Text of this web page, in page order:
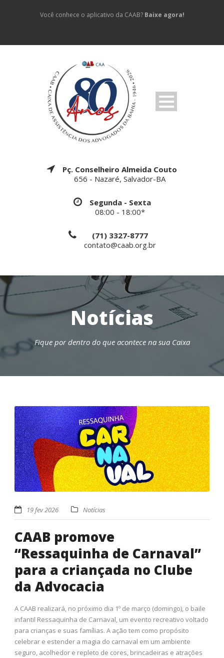
Você conhece o aplicativo da CAAB? Baixe agora!
Pç. Conselheiro Almeida Couto
656 - Nazaré, Salvador-BA
Segunda - Sexta
08:00 - 18:00*
(71) 3327-8777
contato@caab.org.br
Notícias
Fique por dentro do que acontece na sua Caixa
19 fev 2026 Notícias
CAAB promove
“Ressaquinha de Carnaval”
para a criançada no Clube
da Advocacia
A CAAB realizará, no próximo dia 1º de março (domingo), o baile
infantil Ressaquinha de Carnaval, um evento recreativo voltado
para crianças e suas famílias. A ação tem como propósito
celebrar e estender a magia do carnaval em um ambiente
seguro, acolhedor e repleto de cores, brincadeiras e atrações